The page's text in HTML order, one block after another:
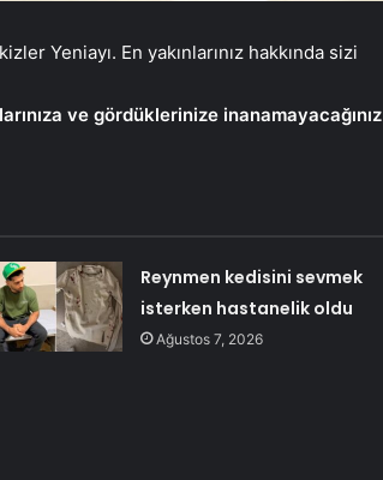
Yeniayı. En yakınlarınız hakkında sizi
ve gördüklerinize inanamayacağınız
Reynmen kedisini sevmek
isterken hastanelik oldu
Ağustos 7, 2026